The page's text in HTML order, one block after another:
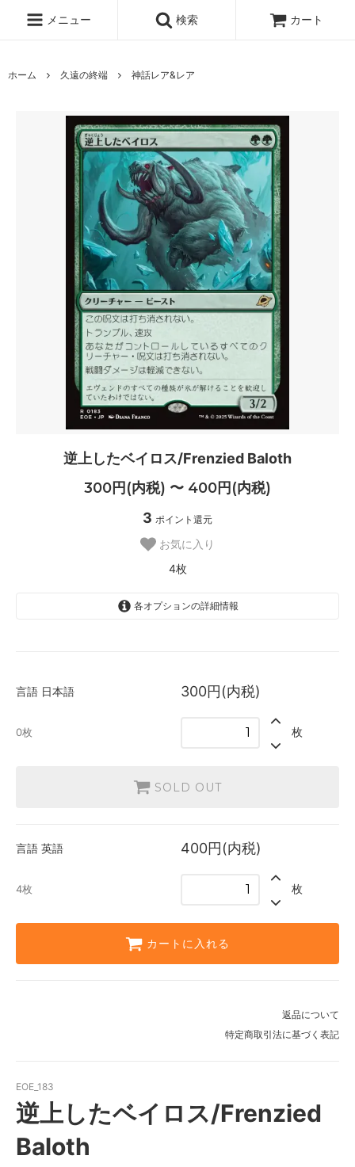
メニュー 検索 カート
ホーム 久遠の終端 神話レア&レア
逆上したベイロス/Frenzied Baloth
300円(内税) 〜 400円(内税)
3 ポイント還元
お気に入り
4枚
各オプションの詳細情報
0枚
言語 日本語 300円(内税)
0枚 枚
SOLD OUT
言語 英語 400円(内税)
4枚 枚
カートに入れる
返品について
特定商取引法に基づく表記
EOE_183
逆上したベイロス/Frenzied
Baloth